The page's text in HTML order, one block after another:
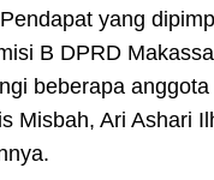
yang
B DPRD
beberapa anggota
Misbah, Ari Ashari